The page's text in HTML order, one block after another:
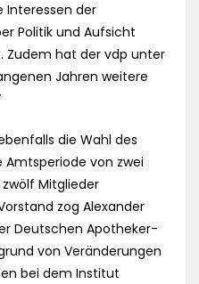
Interessen der
Politik und Aufsicht
Zudem hat der vdp unter
Jahren weitere
die Wahl des
von zwei
Mitglieder
zog Alexander
Deutschen Apotheker-
von Veränderungen
bei dem Institut